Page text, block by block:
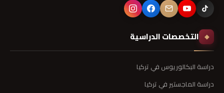
◆ التخصصات الدراسية
دراسة البكالوريوس في تركيا
دراسة الماجستير في تركيا